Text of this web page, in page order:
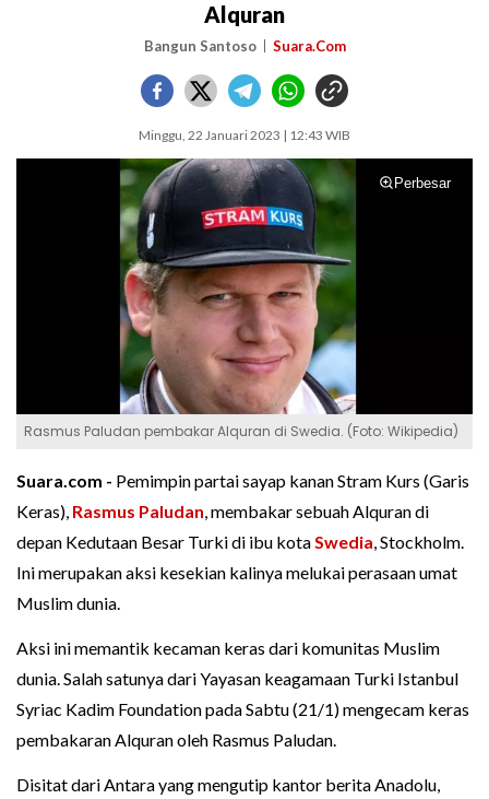
Alquran
Bangun Santoso Suara.Com
Minggu, 22 Januari 2023 | 12:43 WIB
Perbesar
Rasmus Paludan pembakar Alquran di Swedia. (Foto: Wikipedia)
Suara.com - Pemimpin partai sayap kanan Stram Kurs (Garis
Keras), Rasmus Paludan, membakar sebuah Alquran di
depan Kedutaan Besar Turki di ibu kotaSwedia, Stockholm.
Ini merupakan aksi kesekian kalinya melukai perasaan umat
Muslim dunia.
Aksi ini memantik kecaman keras dari komunitas Muslim
dunia. Salah satunya dari Yayasan keagamaan Turki Istanbul
Syriac Kadim Foundation pada Sabtu (21/1) mengecam keras
pembakaran Alquran oleh Rasmus Paludan.
Disitat dari Antara yang mengutip kantor berita Anadolu,